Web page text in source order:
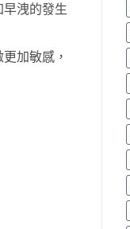
洩的發生
加敏感，